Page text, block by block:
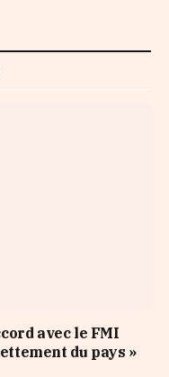
avec le FMI
du pays »